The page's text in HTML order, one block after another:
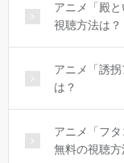
アニメ「殿
視聴方法は？
アニメ「誘
は？
アニメ「フ
無料の視聴方